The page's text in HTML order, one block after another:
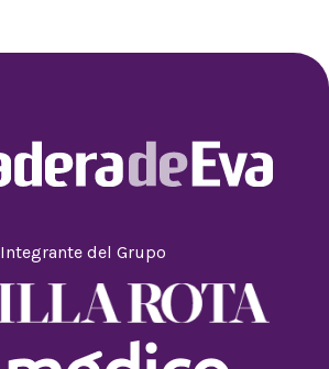
Integrante del Grupo